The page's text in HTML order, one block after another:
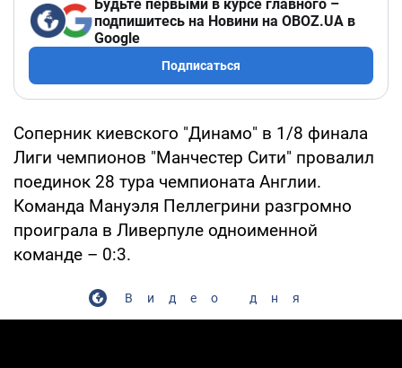
Будьте первыми в курсе главного –
подпишитесь на Новини на OBOZ.UA в
Google
Подписаться
Соперник киевского "Динамо" в 1/8 финала
Лиги чемпионов "Манчестер Сити" провалил
поединок 28 тура чемпионата Англии.
Команда Мануэля Пеллегрини разгромно
проиграла в Ливерпуле одноименной
команде – 0:3.
Видео дня